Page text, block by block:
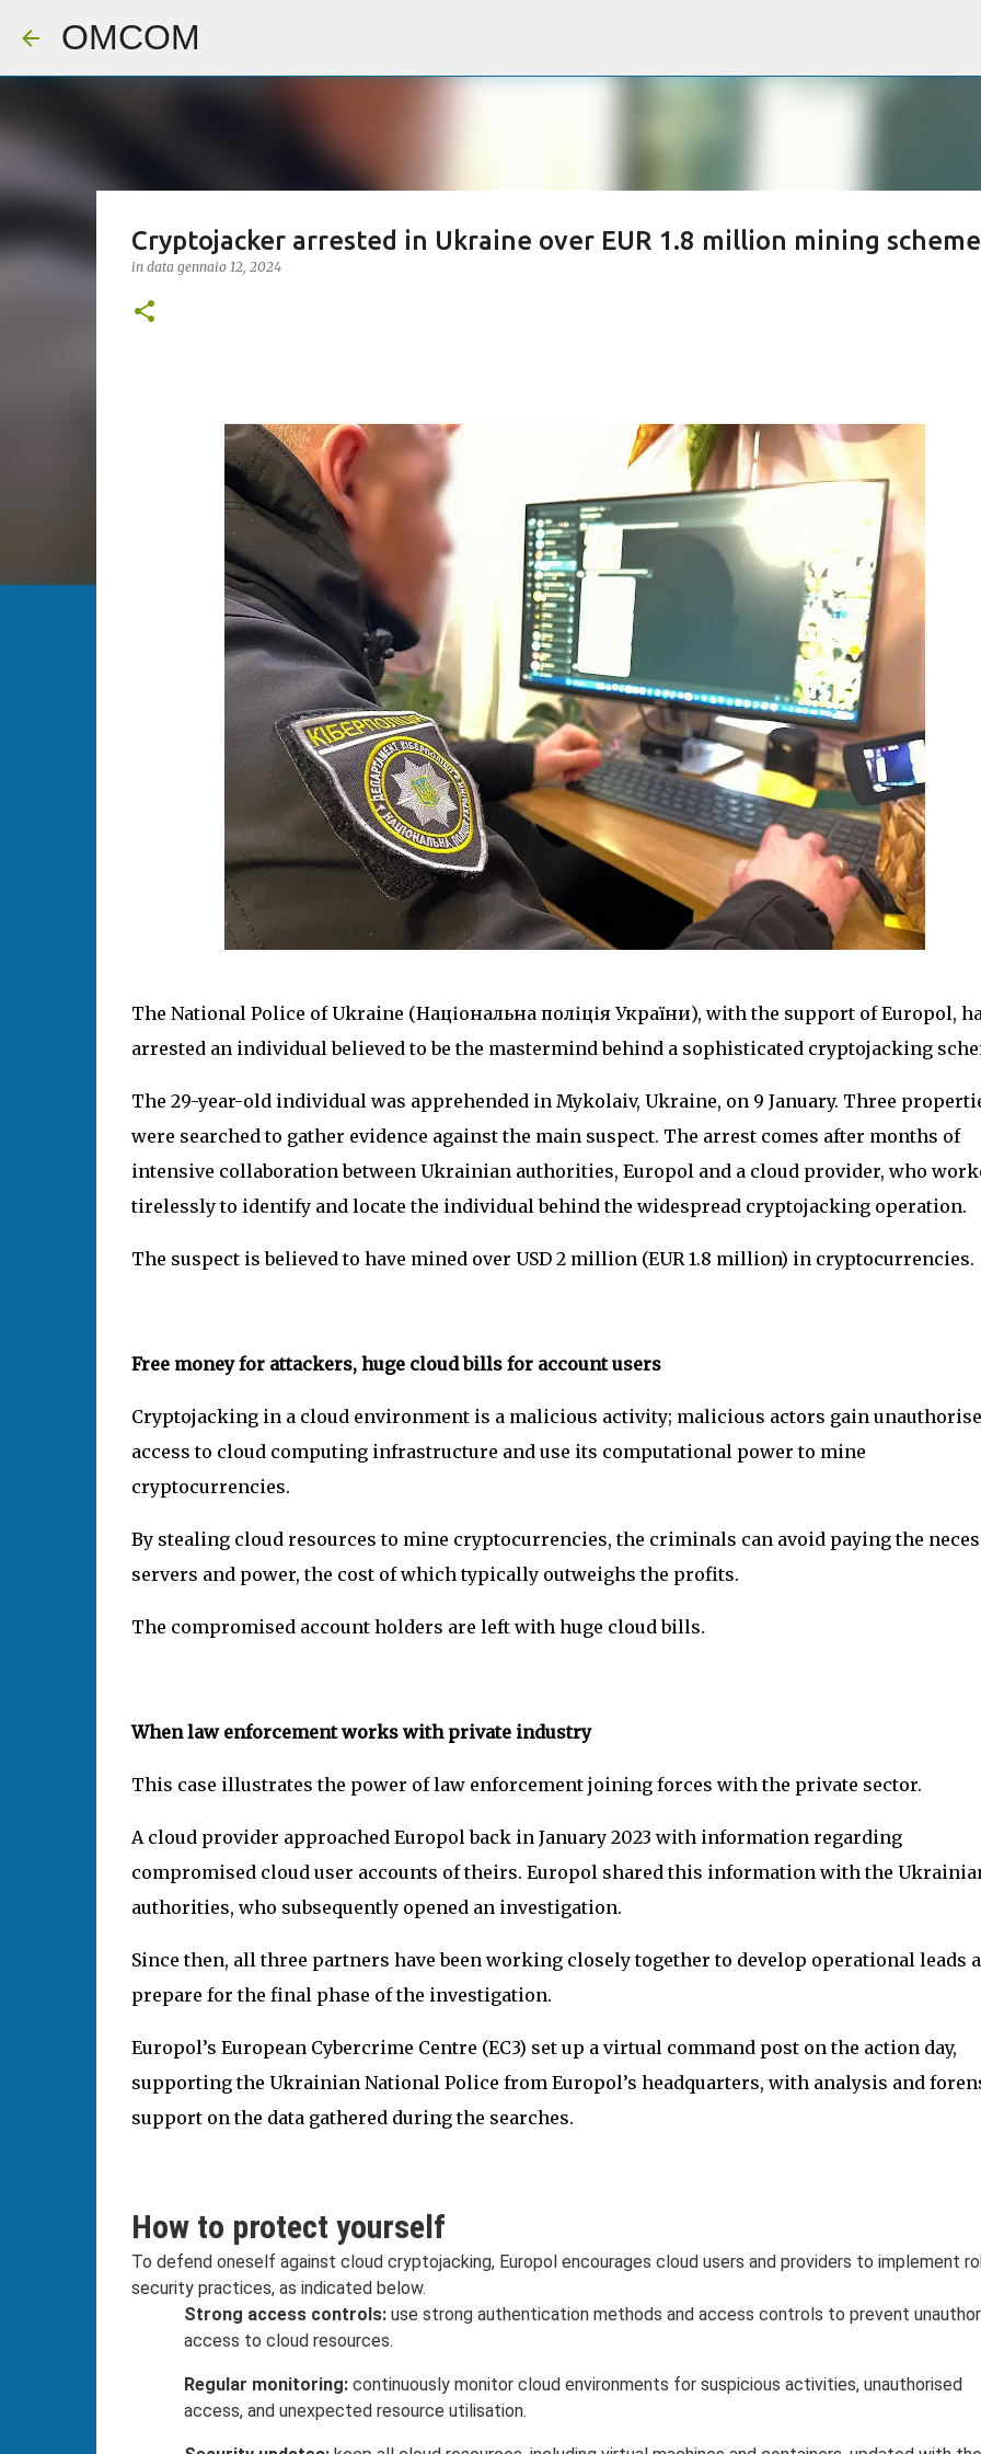
OMCOM
Cryptojacker arrested in Ukraine over EUR 1.8 million mining scheme
in data gennaio 12, 2024
The National Police of Ukraine (Національна поліція України), with the support of Europol,
arrested an individual believed to be the mastermind behind a sophisticated cryptojacking
The 29-year-old individual was apprehended in Mykolaiv, Ukraine, on 9 January. Three
were searched to gather evidence against the main suspect. The arrest comes after months of
intensive collaboration between Ukrainian authorities, Europol and a cloud provider, who
tirelessly to identify and locate the individual behind the widespread cryptojacking operation.
The suspect is believed to have mined over USD 2 million (EUR 1.8 million) in cryptocurrencies.
Free money for attackers, huge cloud bills for account users
Cryptojacking in a cloud environment is a malicious activity; malicious actors gain
access to cloud computing infrastructure and use its computational power to mine
cryptocurrencies.
By stealing cloud resources to mine cryptocurrencies, the criminals can avoid paying the
servers and power, the cost of which typically outweighs the profits.
The compromised account holders are left with huge cloud bills.
When law enforcement works with private industry
This case illustrates the power of law enforcement joining forces with the private sector.
A cloud provider approached Europol back in January 2023 with information regarding
compromised cloud user accounts of theirs. Europol shared this information with the
authorities, who subsequently opened an investigation.
Since then, all three partners have been working closely together to develop operational leads
prepare for the final phase of the investigation.
Europol’s European Cybercrime Centre (EC3) set up a virtual command post on the action day,
supporting the Ukrainian National Police from Europol’s headquarters, with analysis and
support on the data gathered during the searches.
How to protect yourself
To defend oneself against cloud cryptojacking, Europol encourages cloud users and providers to implement
security practices, as indicated below.
Strong access controls: use strong authentication methods and access controls to prevent
access to cloud resources.
Regular monitoring:continuously monitor cloud environments for suspicious activities, unauthorised
access, and unexpected resource utilisation.